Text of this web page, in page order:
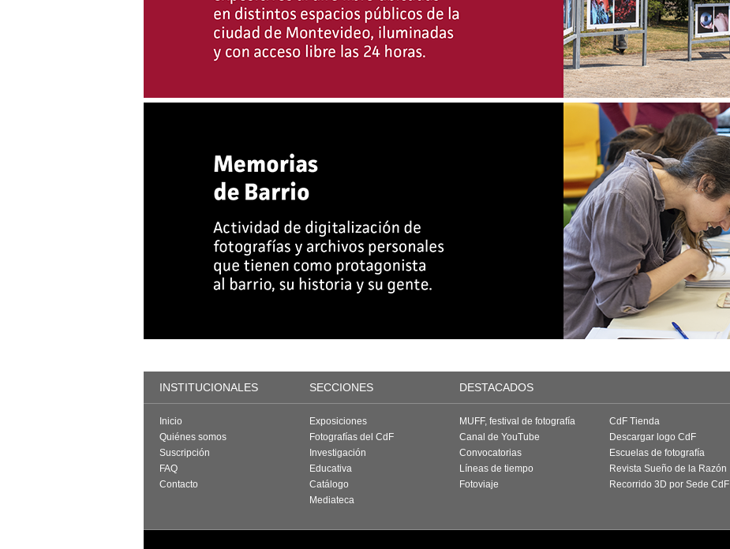
INSTITUCIONALES SECCIONES DESTACADOS
Inicio
Quiénes somos
Suscripción
FAQ
Contacto
Exposiciones
Fotografías del CdF
Investigación
Educativa
Catálogo
Mediateca
MUFF, festival de fotografía
Canal de YouTube
Convocatorias
Líneas de tiempo
Fotoviaje
CdF Tienda
Descargar logo CdF
Escuelas de fotografía
Revista Sueño de la Razón
Recorrido 3D por Sede CdF